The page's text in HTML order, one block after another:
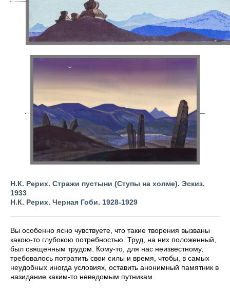
Н.К. Рерих. Стражи пустыни (Ступы на холме). Эскиз.
1933
Н.К. Рерих. Черная Гоби. 1928-1929
Вы особенно ясно чувствуете, что такие творения вызваны
какою-то глубокою потребностью. Труд, на них положенный,
был священным трудом. Кому-то, для нас неизвестному,
требовалось потратить свои силы и время, чтобы, в самых
неудобных иногда условиях, оставить анонимный памятник в
назидание каким-то неведомым путникам.